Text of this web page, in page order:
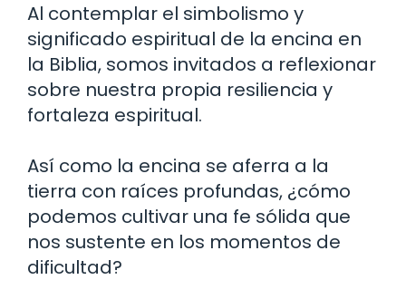
Al contemplar el simbolismo y
significado espiritual de la encina en
la Biblia, somos invitados a reflexionar
sobre nuestra propia resiliencia y
fortaleza espiritual.
Así como la encina se aferra a la
tierra con raíces profundas, ¿cómo
podemos cultivar una fe sólida que
nos sustente en los momentos de
dificultad?